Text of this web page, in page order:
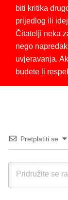
biti kritika
prijedlog ili
Čitatelji neka
nego
uvjeravanja.
budete li
Pretplatiti se